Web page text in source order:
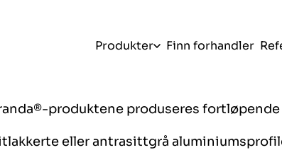
Produkter Finn forhandler
produktene produseres
eller antrasittgrå